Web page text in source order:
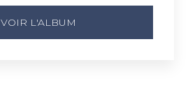
VOIR L'ALBUM